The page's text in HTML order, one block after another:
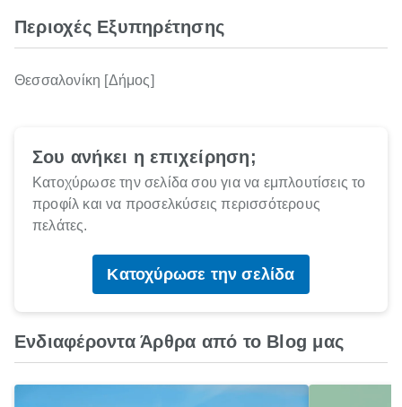
Περιοχές Εξυπηρέτησης
Θεσσαλονίκη [Δήμος]
Σου ανήκει η επιχείρηση;
Κατοχύρωσε την σελίδα σου για να εμπλουτίσεις το
προφίλ και να προσελκύσεις περισσότερους
πελάτες.
Κατοχύρωσε την σελίδα
Ενδιαφέροντα Άρθρα από το Blog μας